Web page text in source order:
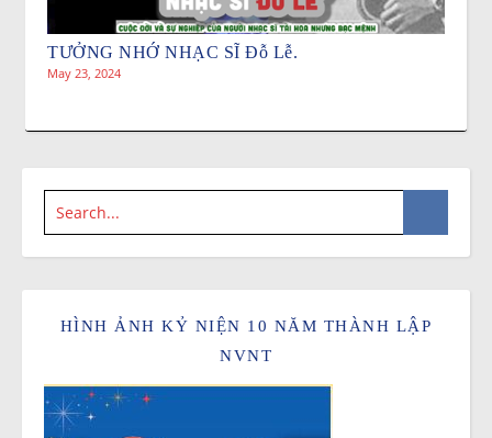
TƯỞNG NHỚ NHẠC SĨ Đỗ Lễ.
May 23, 2024
HÌNH ẢNH KỶ NIỆN 10 NĂM THÀNH LẬP
NVNT